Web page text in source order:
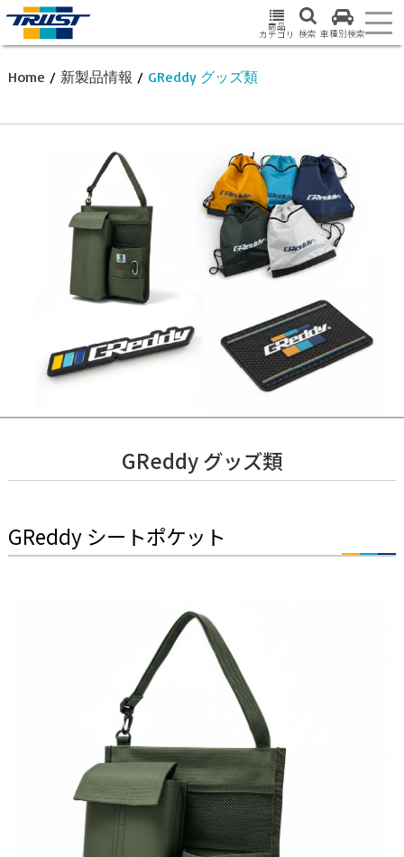
商品
カテゴリ 検索 車種別検索
Home / 新製品情報 / GReddy グッズ類
GReddy グッズ類
GReddy シートポケット